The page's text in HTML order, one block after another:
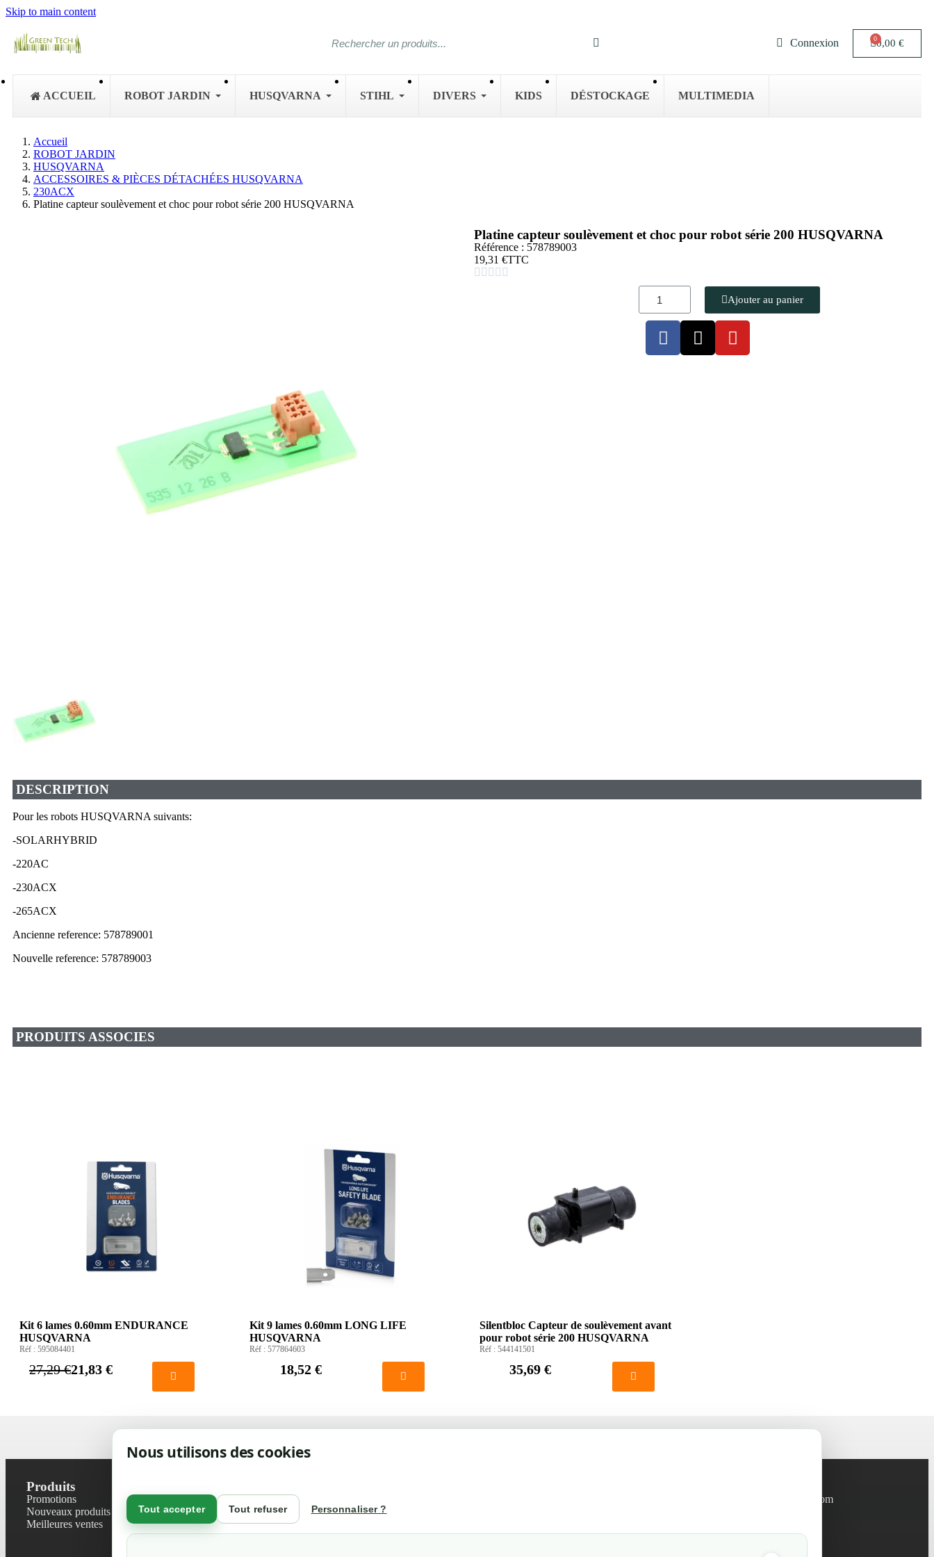
Nous utilisons des cookies
Tout accepter Tout refuser Personnaliser ?
Skip to main content
Connexion 0,00 €
ACCUEIL ROBOT JARDIN HUSQVARNA STIHL DIVERS KIDS DÉSTOCKAGE MULTIMEDIA
Accueil
ROBOT JARDIN
HUSQVARNA
ACCESSOIRES & PIÈCES DÉTACHÉES HUSQVARNA
230ACX
Platine capteur soulèvement et choc pour robot série 200 HUSQVARNA
Platine capteur soulèvement et choc pour robot série 200 HUSQVARNA
Référence : 578789003
19,31 €TTC
    
Ajouter au panier
DESCRIPTION
Pour les robots HUSQVARNA suivants:
-SOLARHYBRID
-220AC
-230ACX
-265ACX
Ancienne reference: 578789001
Nouvelle reference: 578789003
PRODUITS ASSOCIES
Kit 6 lames 0.60mm ENDURANCE
HUSQVARNA
Réf : 595084401
27,29 €21,83 €
Kit 9 lames 0.60mm LONG LIFE
HUSQVARNA
Réf : 577864603
18,52 €
Silentbloc Capteur de soulèvement avant
pour robot série 200 HUSQVARNA
Réf : 544141501
35,69 €
Produits
Promotions
Nouveaux produits
Meilleures ventes
Contactez-nous
Plan du site
Magasin
Mentions légales
info@green-tech-shop.com